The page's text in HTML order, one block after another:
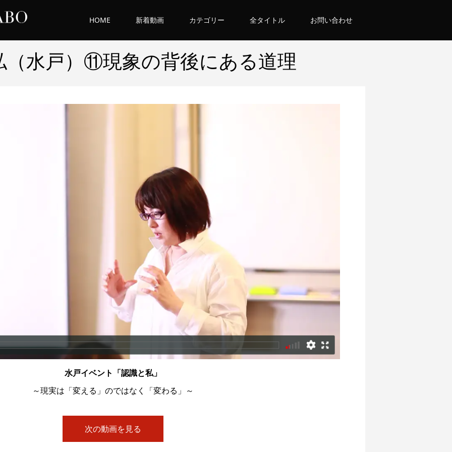
HOME 新着動画 カテゴリー 全タイトル お問い合わせ
（水戸）⑪現象の背後にある道理
水戸イベント「認識と私」
～現実は「変える」のではなく「変わる」～
次の動画を見る